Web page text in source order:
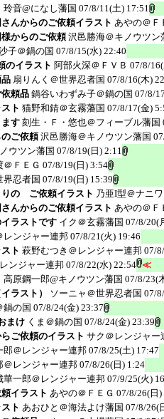
玲音@になし藩国 07/8/11(土) 17:51
んからのご依頼イラスト あやの＠Ｆ
からのご依頼 沢邑勝海＠キノウツン
子＠鍋の国 07/8/15(水) 22:40
のイラスト 阿部火深＠ＦＶＢ 07/8/
扇りんく＠世界忍者国 07/8/16(木)
頼品 鍋谷いわずみ子＠鍋の国 07/8/
ト 猫野和錆＠玄霧藩国 07/8/17(金)
す 刻生・Ｆ・悠也＠フィーブル藩国
ご依頼 沢邑勝海＠キノウツン藩国
ウツン藩国 07/8/19(日) 2:11
＠ＦＥＧ 07/8/19(日) 3:54
界忍者国 07/8/19(日) 15:39
りの ご依頼イラスト 乃亜I型＠ナニ
んからのご依頼イラスト あやの＠Ｆ
ラストです イク＠玄霧藩国 07/8/20(
レンジャー連邦 07/8/21(火) 19:46
ト 萩野むつき＠レンジャー連邦 07/
ンジャー連邦 07/8/22(水) 22:54 ≪
高原鋼一郎@キノウツン藩国 07/8/23(
ラスト）
ソーニャ＠世界忍者国 07/
鍋の国 07/8/24(金) 23:37
まけ くま＠鍋の国 07/8/24(金) 23:39
ご依頼のイラスト サク＠レンジャー
郎＠レンジャー連邦 07/8/25(土) 17:47
＠レンジャー連邦 07/8/26(日) 1:24
華一郎＠レンジャー連邦 07/9/25(火)
イラスト あやの＠ＦＥＧ 07/8/26(日)
ト あおひと＠海法よけ藩国 07/8/26(